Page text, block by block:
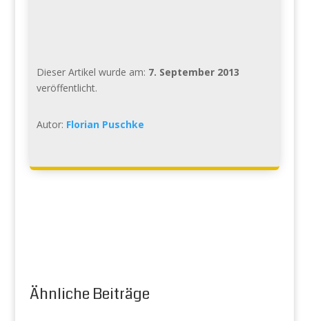
Dieser Artikel wurde am: 7. September 2013
veröffentlicht.
Autor: Florian Puschke
Ähnliche Beiträge